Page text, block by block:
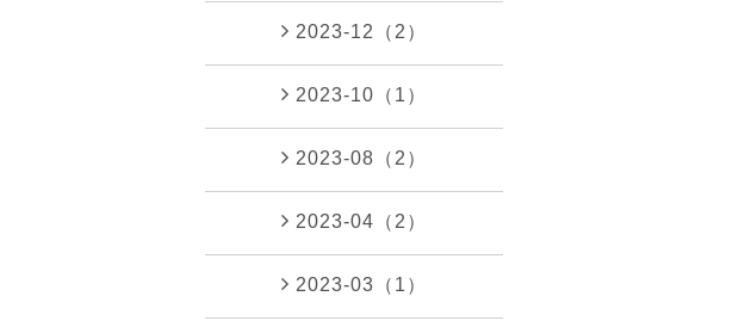
2023-12（2）
2023-10（1）
2023-08（2）
2023-04（2）
2023-03（1）